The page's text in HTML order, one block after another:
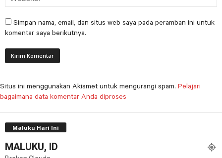
Simpan nama, email, dan situs web saya pada peramban ini untuk
komentar saya berikutnya.
Situs ini menggunakan Akismet untuk mengurangi spam. Pelajari
bagaimana data komentar Anda diproses
Maluku Hari Ini
MALUKU, ID